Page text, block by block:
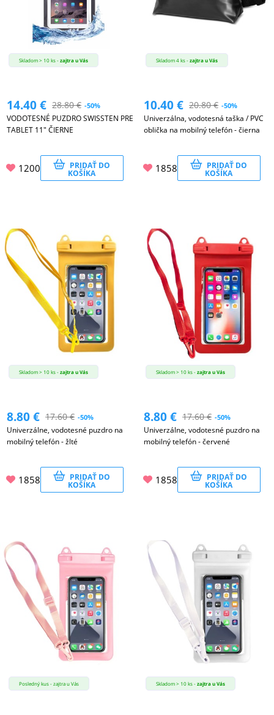
Skladom > 10 ks -zajtra u Vás
14.40€ 28.80€ -50%
VODOTESNÉ PUZDRO SWISSTEN PRE
TABLET 11" ČIERNE
1200 PRIDAŤ DO
KOŠÍKA
Skladom 4 ks -zajtra u Vás
10.40€ 20.80€ -50%
Univerzálna, vodotesná taška / PVC
oblička na mobilný telefón - čierna
1858 PRIDAŤ DO
KOŠÍKA
Skladom > 10 ks -zajtra u Vás
8.80€ 17.60€ -50%
Univerzálne, vodotesné puzdro na
mobilný telefón - žlté
1858 PRIDAŤ DO
KOŠÍKA
Skladom > 10 ks -zajtra u Vás
8.80€ 17.60€ -50%
Univerzálne, vodotesné puzdro na
mobilný telefón - červené
1858 PRIDAŤ DO
KOŠÍKA
Posledný kus - zajtra u Vás Skladom > 10 ks -zajtra u Vás